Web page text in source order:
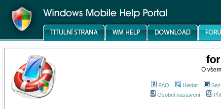
O
FAQ Hledat
Osobní nastavení